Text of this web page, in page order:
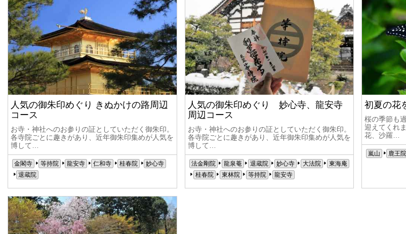
人気の御朱印めぐり きぬかけの路周辺
コース
お寺・神社へのお参りの証としていただく御朱印。
各寺院ごとに趣きがあり、近年御朱印集めが人気を
博して…
金閣寺 等持院 龍安寺 仁和寺 桂春院
妙心寺
退蔵院
人気の御朱印めぐり 妙心寺、龍安寺
周辺コース
お寺・神社へのお参りの証としていただく御朱印。
各寺院ごとに趣きがあり、近年御朱印集めが人気を
博して…
法金剛院 龍泉菴 退蔵院 妙心寺 大法院
東海庵
桂春院
東林院 等持院 龍安寺
初夏の花
桜の季節も
迎えてくれ
花、沙羅…
嵐山 鹿王院